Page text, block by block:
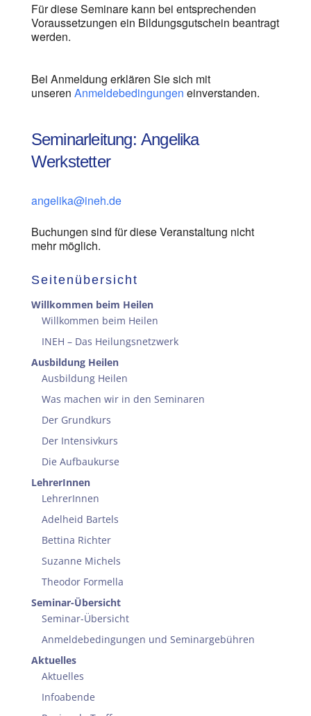
Für diese Seminare kann bei entsprechenden
Voraussetzungen ein Bildungsgutschein beantragt
werden.
Bei Anmeldung erklären Sie sich mit
unseren Anmeldebedingungen einverstanden.
Seminarleitung: Angelika
Werkstetter
angelika@ineh.de
Buchungen sind für diese Veranstaltung nicht
mehr möglich.
Seitenübersicht
Willkommen beim Heilen
Willkommen beim Heilen
INEH – Das Heilungsnetzwerk
Ausbildung Heilen
Ausbildung Heilen
Was machen wir in den Seminaren
Der Grundkurs
Der Intensivkurs
Die Aufbaukurse
LehrerInnen
LehrerInnen
Adelheid Bartels
Bettina Richter
Suzanne Michels
Theodor Formella
Seminar-Übersicht
Seminar-Übersicht
Anmeldebedingungen und Seminargebühren
Aktuelles
Aktuelles
Infoabende